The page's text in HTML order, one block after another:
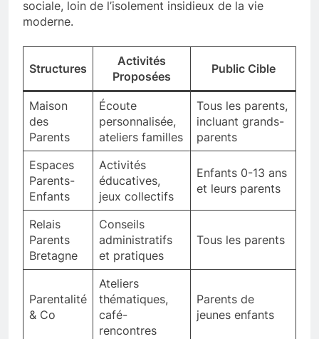
sociale, loin de l’isolement insidieux de la vie
moderne.
Structures
Activités
Proposées
Public Cible
Maison
des
Parents
Écoute
personnalisée,
ateliers familles
Tous les parents,
incluant grands-
parents
Espaces
Parents-
Enfants
Activités
éducatives,
jeux collectifs
Enfants 0-13 ans
et leurs parents
Relais
Parents
Bretagne
Conseils
administratifs
et pratiques
Tous les parents
Parentalité
& Co
Ateliers
thématiques,
café-
rencontres
Parents de
jeunes enfants